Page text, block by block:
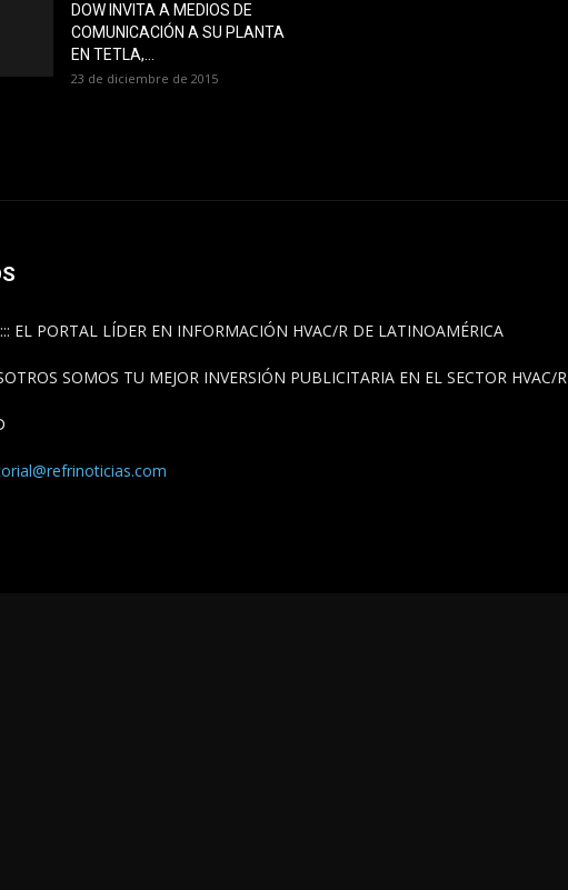
DOW INVITA A MEDIOS DE
COMUNICACIÓN A SU PLANTA
EN TETLA,...
23 de diciembre de 2015
EL PORTAL LÍDER EN INFORMACIÓN HVAC/R DE LATINOAMÉRICA
SOMOS TU MEJOR INVERSIÓN PUBLICITARIA EN EL SECTOR HVAC/R